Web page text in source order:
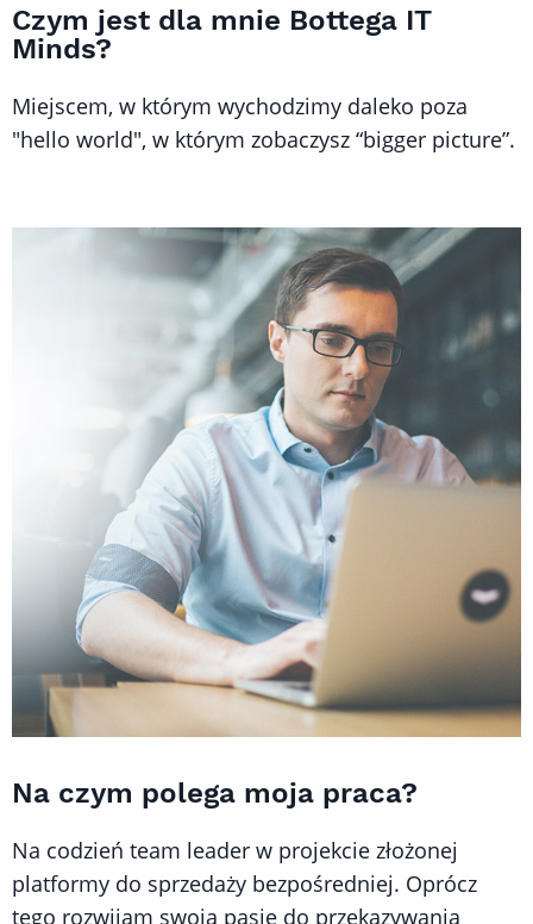
Czym jest dla mnie Bottega IT
Minds?
Miejscem, w którym wychodzimy daleko poza
"hello world", w którym zobaczysz “bigger picture”.
Na czym polega moja praca?
Na codzień team leader w projekcie złożonej
platformy do sprzedaży bezpośredniej. Oprócz
tego rozwijam swoją pasję do przekazywania